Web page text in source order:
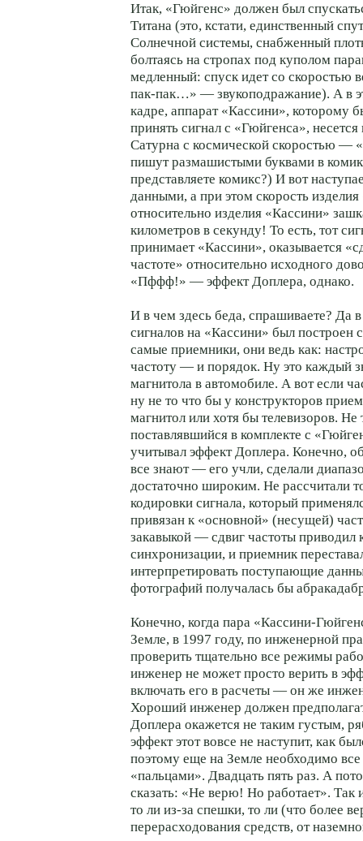
Итак, «Гюйгенс» должен был
Титана (это, кстати, единственный
Солнечной системы, снабженный
болтаясь на стропах под куполом
медленный: спуск идет со скоростью
пак-пак…» — звукоподражание). А в
кадре, аппарат «Кассини», которому
принять сигнал с «Гюйгенса»,
Сатурна с космической скоростью —
пишут размашистыми буквами в
представляете комикс?) И вот
данными, а при этом скорость
относительно изделия «Кассини»
километров в секунду! То есть, тот
принимает «Кассини», оказывается
частоте» относительно исходного
«Пффф!» — эффект Доплера, однако.
И в чем здесь беда, спрашиваете? Да
сигналов на «Кассини» был построен
самые приемники, они ведь как:
частоту — и порядок. Ну это каждый
магнитола в автомобиле. А вот если
ну не то что бы у конструкторов
магнитол или хотя бы телевизоров. Не
поставлявшийся в комплекте с
учитывал эффект Доплера. Конечно,
все знают — его учли, сделали
достаточно широким. Не рассчитали
кодировки сигнала, который
привязан к «основной» (несущей)
закавыкой — сдвиг частоты
синхронизации, и приемник
интерпретировать поступающие
фотографий получалась бы
Конечно, когда пара «Кассини-
Земле, в 1997 году, по инженерной
проверить тщательно все режимы
инженер не может просто верить в
включать его в расчеты — он же
Хороший инженер должен
Доплера окажется не таким густым,
эффект этот вовсе не наступит, как
поэтому еще на Земле необходимо все
«пальцами». Двадцать пять раз. А
сказать: «Не верю! Но работает». Так
то ли из-за спешки, то ли (что более
перерасходования средств, от